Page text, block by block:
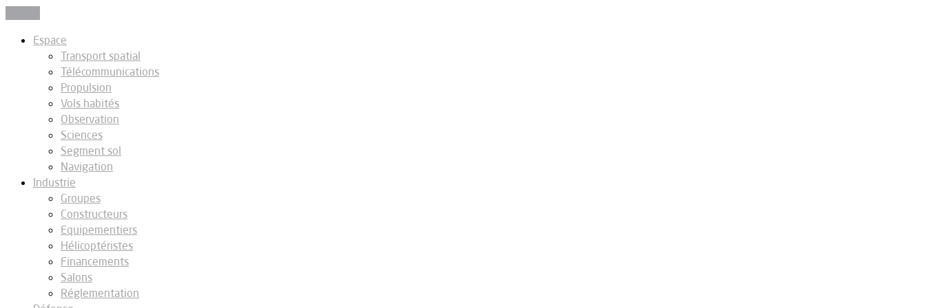
Espace
Transport spatial
Télécommunications
Propulsion
Vols habités
Observation
Sciences
Segment sol
Navigation
Industrie
Groupes
Constructeurs
Equipementiers
Hélicoptéristes
Financements
Salons
Réglementation